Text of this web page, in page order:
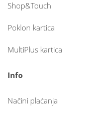
Shop&Touch
Poklon kartica
MultiPlus kartica
Info
Načini plaćanja